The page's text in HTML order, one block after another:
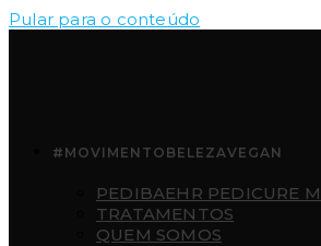
Pular para o conteúdo
#MOVIMENTOBELEZAVEGAN
PEDIBAEHR PEDICURE
TRATAMENTOS
QUEM SOMOS